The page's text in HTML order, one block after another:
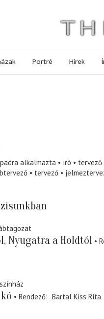
Portré Hírek
alkalmazta író tervező
tervező
Nyugatra a Holdtól
Rendező
Bartal Kiss Rita